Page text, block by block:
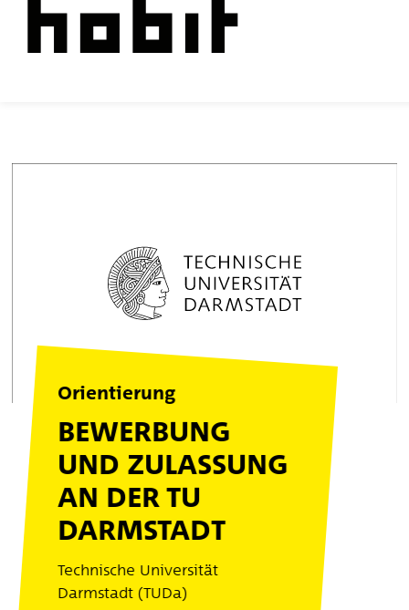
Orientierung
BEWERBUNG
UND ZULASSUNG
AN DER TU
DARMSTADT
Technische Universität
Darmstadt (TUDa)